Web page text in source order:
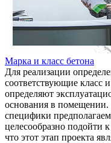
Марка и класс бетона
Для реализации
соответствующие класс
определяют
основания в помещении.
специфики
целесообразно подойти
что этот этап проекта